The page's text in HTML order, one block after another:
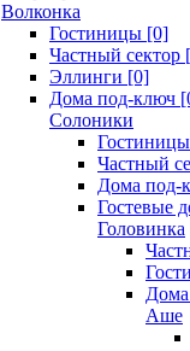
Волконка
Гостиницы [0]
Частный сектор
Эллинги [0]
Дома под-ключ
Солоники
Частный
Дома под-
Гостевые
Головинка
Аше